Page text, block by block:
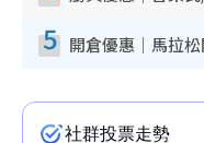
5